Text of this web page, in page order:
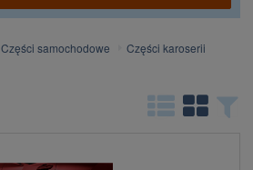
Części samochodowe Części karoserii